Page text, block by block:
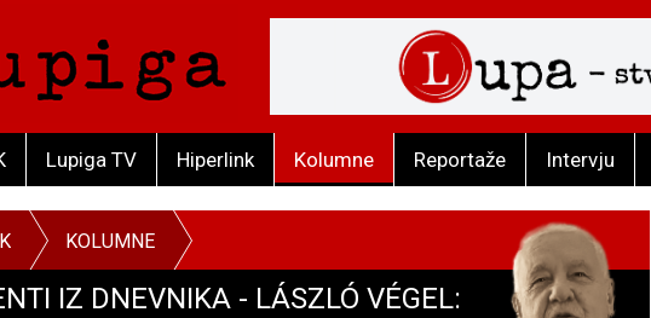
Lupiga TV Hiperlink Kolumne Reportaže Intervju
KOLUMNE
IZ DNEVNIKA - LÁSZLÓ VÉGEL: